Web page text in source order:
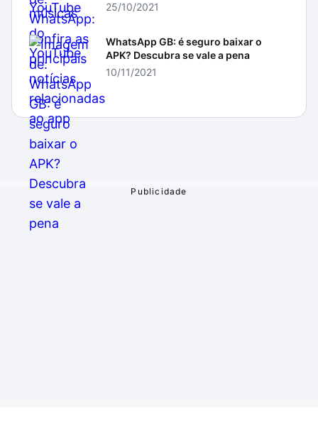
25/10/2021
WhatsApp GB: é seguro baixar o
APK? Descubra se vale a pena
10/11/2021